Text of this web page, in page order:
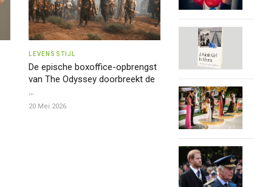
LEVENSSTIJL
De epische boxoffice-opbrengst
van The Odyssey doorbreekt de
...
20 Mei 2026